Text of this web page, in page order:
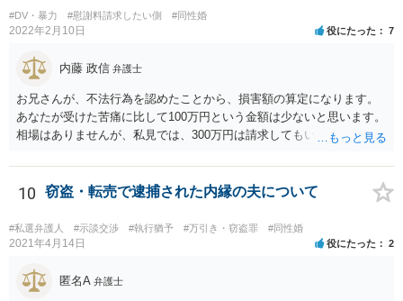
#DV・暴力 #慰謝料請求したい側 #同性婚
2022年2月10日 役にたった 7
内藤 政信 弁護士
お兄さんが、不法行為を認めたことから、損害額の算定になります。
あなたが受けた苦痛に比して100万円という金額は少ないと思います。
相場はありませんが、私見では、300万円は請求してもいいですね。
なるような条件では困るでしょう。 支払いの効果を高めるために、弁
護士を立ち合い人にするといいで しょう。 したがって、金額も含め
が作っても構いません。 書類を作るには、少なくも、５５０００円
は、かかるでしょう。
10 窃盗・転売で逮捕された内縁の夫について
#私選弁護人 #示談交渉 #執行猶予 #万引き・窃盗罪 #同性婚
2021年4月14日 役にたった 2
匿名A 弁護士